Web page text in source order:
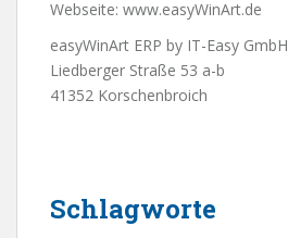
Webseite: www.easyWinArt.de
easyWinArt ERP by IT-Easy GmbH
Liedberger Straße 53 a-b
41352 Korschenbroich
Schlagworte